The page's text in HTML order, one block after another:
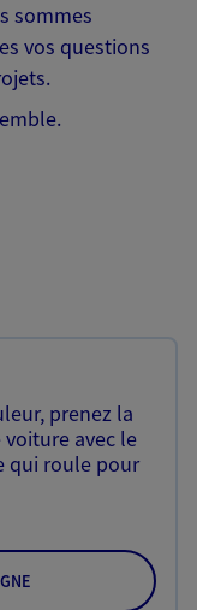
sommes
vos questions
prenez la
avec le
qui roule pour